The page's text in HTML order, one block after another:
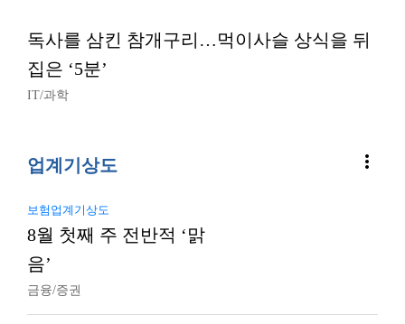
독사를 삼킨 참개구리…먹이사슬 상식을 뒤
집은 ‘5분’
IT/과학
업계기상도 more_vert
보험업계기상도
8월 첫째 주 전반적 ‘맑
음’
금융/증권